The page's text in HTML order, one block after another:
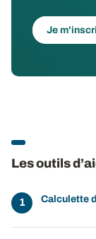
Je
Les outils
Calculette